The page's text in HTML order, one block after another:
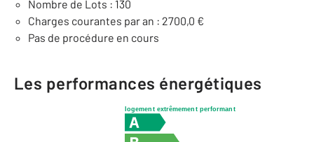
Nombre de Lots : 130
Charges courantes par an : 2700,0 €
Pas de procédure en cours
Les performances énergétiques
logement extrêmement performant